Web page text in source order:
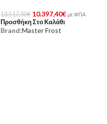
13.517,00€ 10.397,40€ με ΦΠΑ
Προσθήκη Στο Καλάθι
Brand:Master Frost